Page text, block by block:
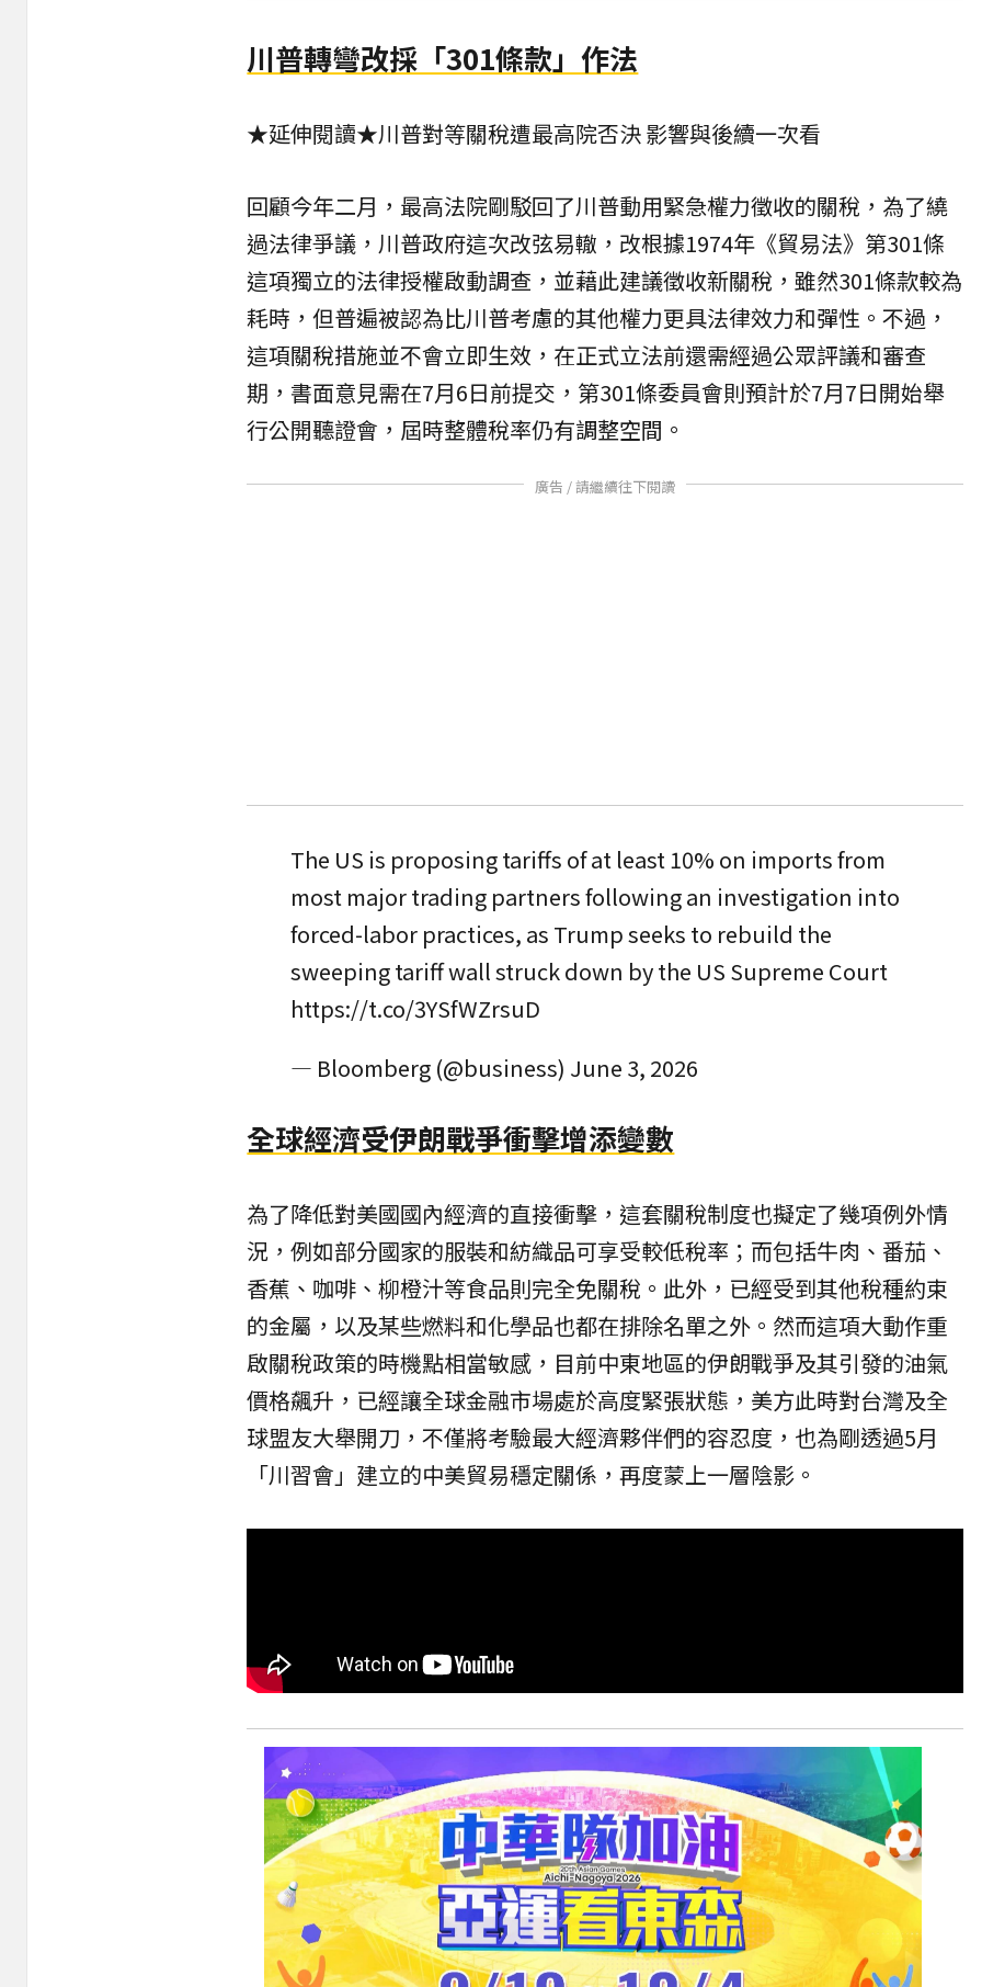
川普轉彎改採「301條款」作法
★延伸閱讀★川普對等關稅遭最高院否決 影響與後續一次看
回顧今年二月，最高法院剛駁回了川普動用緊急權力徵收的關稅，為了繞
過法律爭議，川普政府這次改弦易轍，改根據1974年《貿易法》第301條
這項獨立的法律授權啟動調查，並藉此建議徵收新關稅，雖然301條款較為
耗時，但普遍被認為比川普考慮的其他權力更具法律效力和彈性。不過，
這項關稅措施並不會立即生效，在正式立法前還需經過公眾評議和審查
期，書面意見需在7月6日前提交，第301條委員會則預計於7月7日開始舉
行公開聽證會，屆時整體稅率仍有調整空間。
廣告 / 請繼續往下閱讀
The US is proposing tariffs of at least 10% on imports from
most major trading partners following an investigation into
forced-labor practices, as Trump seeks to rebuild the
sweeping tariff wall struck down by the US Supreme Court
https://t.co/3YSfWZrsuD
— Bloomberg (@business) June 3, 2026
全球經濟受伊朗戰爭衝擊增添變數
為了降低對美國國內經濟的直接衝擊，這套關稅制度也擬定了幾項例外情
況，例如部分國家的服裝和紡織品可享受較低稅率；而包括牛肉、番茄、
香蕉、咖啡、柳橙汁等食品則完全免關稅。此外，已經受到其他稅種約束
的金屬，以及某些燃料和化學品也都在排除名單之外。然而這項大動作重
啟關稅政策的時機點相當敏感，目前中東地區的伊朗戰爭及其引發的油氣
價格飆升，已經讓全球金融市場處於高度緊張狀態，美方此時對台灣及全
球盟友大舉開刀，不僅將考驗最大經濟夥伴們的容忍度，也為剛透過5月
「川習會」建立的中美貿易穩定關係，再度蒙上一層陰影。